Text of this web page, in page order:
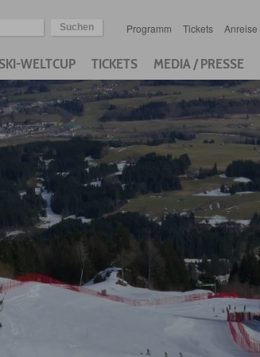
Programm Tickets Anreise
WELTCUP TICKETS MEDIA / PRESSE